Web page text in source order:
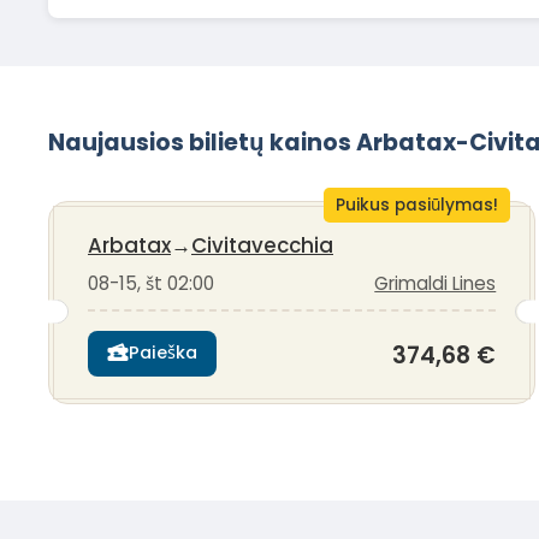
Naujausios bilietų kainos Arbatax-
Puikus pasiūlymas!
Arbatax→Civitavecchia
08-15, št 02:00 Grimaldi Lines
Paieška 374,68 €